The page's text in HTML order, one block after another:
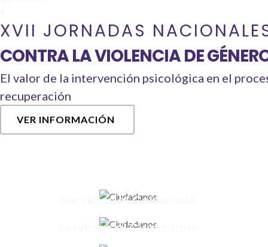
XVII JORNADAS
CONTRA LA VIOLENCIA DE
El valor de la intervención psicológica en el
recuperación
VER INFORMACIÓN
Servicios al Colegiado
Servicios al Ciudadano